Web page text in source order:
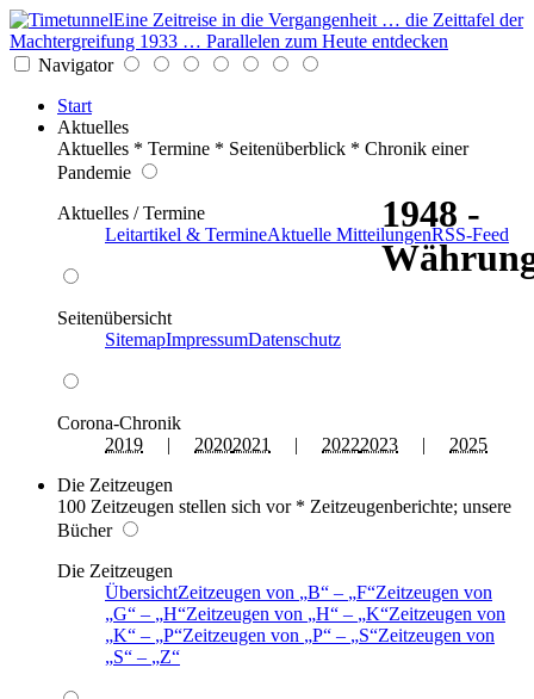
Eine Zeitreise in die Vergangenheit … die Zeittafel der
Machtergreifung 1933 … Parallelen zum Heute entdecken
Navigator
Start
Aktuelles
Aktuelles * Termine * Seitenüberblick * Chronik einer
Pandemie
Aktuelles / Termine
Leitartikel & TermineAktuelle MitteilungenRSS-Feed
Seitenübersicht
SitemapImpressumDatenschutz
Corona-Chronik
2019 | 20202021 | 20222023 | 2025
Die Zeitzeugen
100 Zeitzeugen stellen sich vor * Zeitzeugenberichte; unsere
Bücher
Die Zeitzeugen
ÜbersichtZeitzeugen von B – F Zeitzeugen von
G
– H Zeitzeugen von H – K Zeitzeugen von
K
– P Zeitzeugen von P – S Zeitzeugen von
S
– Z
1948 -